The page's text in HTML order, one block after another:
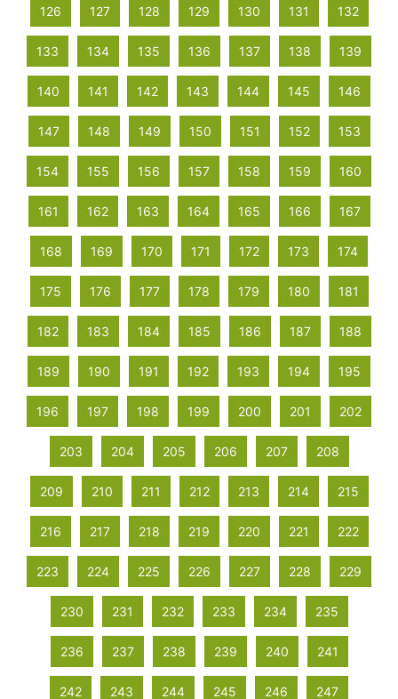
126 127 128 129 130 131 132
133 134 135 136 137 138 139
140 141 142 143 144 145 146
147 148 149 150 151 152 153
154 155 156 157 158 159 160
161 162 163 164 165 166 167
168 169 170 171 172 173 174
175 176 177 178 179 180 181
182 183 184 185 186 187 188
189 190 191 192 193 194 195
196 197 198 199 200 201 202
203 204 205 206 207 208
209 210 211 212 213 214 215
216 217 218 219 220 221 222
223 224 225 226 227 228 229
230 231 232 233 234 235
236 237 238 239 240 241
242 243 244 245 246 247